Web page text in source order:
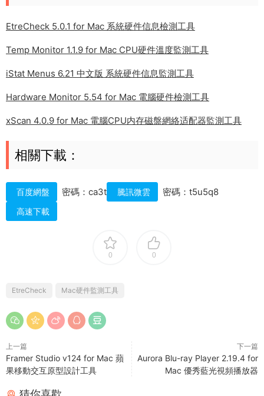
EtreCheck 5.0.1 for Mac 系統硬件信息檢測工具
Temp Monitor 1.1.9 for Mac CPU硬件溫度監測工具
iStat Menus 6.21 中文版 系統硬件信息監測工具
Hardware Monitor 5.54 for Mac 電腦硬件檢測工具
xScan 4.0.9 for Mac 電腦CPU内存磁盤網絡适配器監測工具
相關下載：
百度網盤 密碼：ca3t 騰訊微雲 密碼：t5u5q8
高速下載
0 0
EtreCheck Mac硬件監測工具
上一篇
Framer Studio v124 for Mac 蘋
果移動交互原型設計工具
下一篇
Aurora Blu-ray Player 2.19.4 for
Mac 優秀藍光視頻播放器